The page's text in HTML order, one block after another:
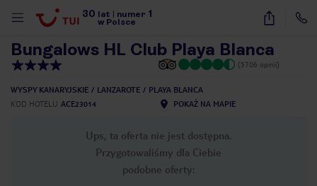
30 lat numer 1
w Polsce
31
Bungalows HL Club Playa Blanca
(5706 opinii)
WYSPY KANARYJSKIE LANZAROTE
PLAYA BLANCA
KOD HOTELU ACE23014 POKAŻ NA MAPIE
Ups, ta oferta nie jest dostępna.
Przygotowaliśmy dla Ciebie
podobne oferty: